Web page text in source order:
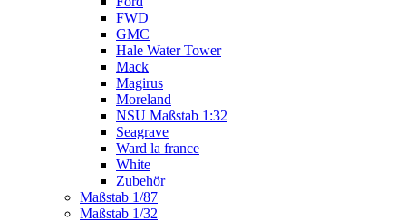
FWD
GMC
Hale Water Tower
Mack
Magirus
Moreland
NSU Maßstab 1:32
Seagrave
Ward la france
White
Zubehör
Maßstab 1/87
Maßstab 1/32